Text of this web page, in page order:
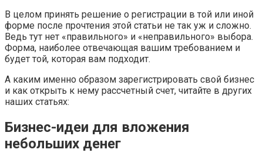
В целом принять решение о регистрации в той или иной
форме после прочтения этой статьи не так уж и сложно.
Ведь тут нет «правильного» и «неправильного» выбора.
Форма, наиболее отвечающая вашим требованием и
будет той, которая вам подходит.
А каким именно образом зарегистрировать свой бизнес
и как открыть к нему рассчетный счет, читайте в других
наших статьях:
Бизнес-идеи для вложения
небольших денег